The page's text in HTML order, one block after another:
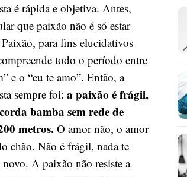
é rápida e objetiva. Antes,
que paixão não é só estar
para fins elucidativos
todo o período entre
e o “eu te amo”. Então, a
sempre foi:a paixão é frágil,
bamba semrede de
metros. O amor não, o amor
chão. Não é frágil, nada te
A paixão não resiste a